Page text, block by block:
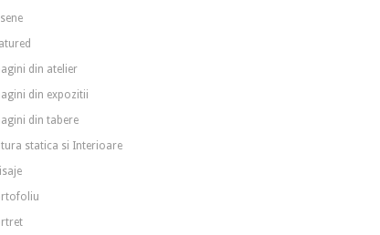
din atelier
din expozitii
din tabere
statica si Interioare